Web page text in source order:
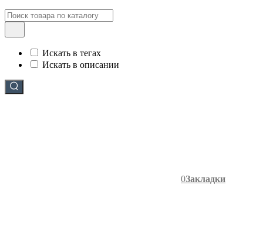
Искать в тегах
Искать в описании
0Закладки